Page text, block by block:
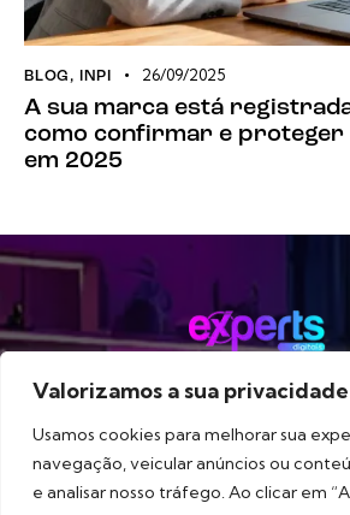
Valorizamos a sua privacidade
Usamos cookies para melhorar sua
navegação, veicular anúncios ou
e analisar nosso tráfego. Ao clicar em
BLOG , INPI 26/09/2025
A sua marca está
como confirmar e proteger
em 2025
Método Serviços Portfólio